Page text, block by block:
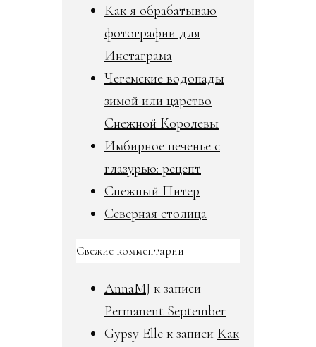
Как я обрабатываю
фотографии для
Инстаграма
Чегемские водопады
зимой или царство
Снежной Королевы
Имбирное печенье с
глазурью: рецепт
Снежный Питер
Северная столица
Свежие комментарии
AnnaMJ к записи
Permanent September
Gypsy Elle к записи Как